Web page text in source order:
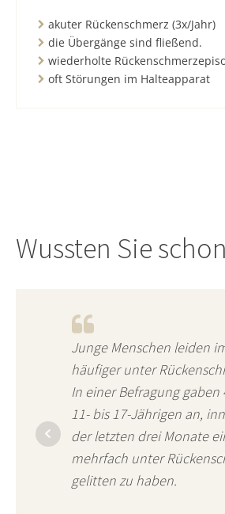
akuter Rückenschmerz (3x/Jahr)
die Übergänge sind fließend.
wiederholte
oft Störungen im Halteapparat
Wussten Sie
Junge Menschen leiden
häufiger unter
In einer Befragung gaben
11- bis 17-Jährigen an,
der letzten drei Monate
mehrfach unter
gelitten zu haben.